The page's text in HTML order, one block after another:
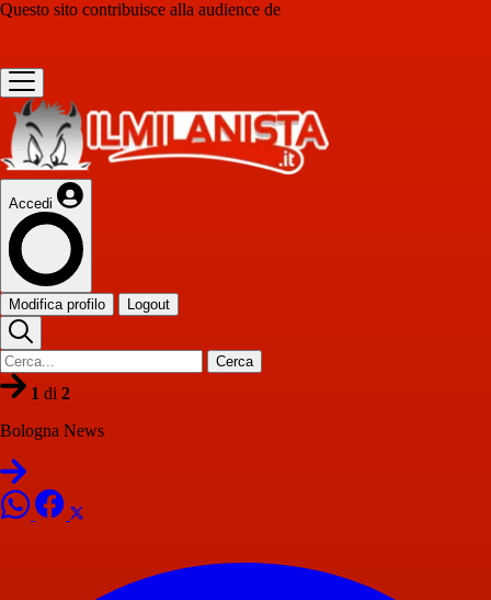
Questo sito contribuisce alla audience de
Accedi
Modifica profilo Logout
Cerca
1 di 2
Bologna News